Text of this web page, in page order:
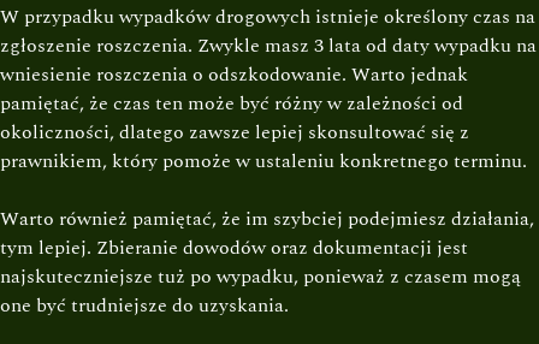
W przypadku wypadków drogowych istnieje określony czas na
zgłoszenie roszczenia. Zwykle masz 3 lata od daty wypadku na
wniesienie roszczenia o odszkodowanie. Warto jednak
pamiętać, że czas ten może być różny w zależności od
okoliczności, dlatego zawsze lepiej skonsultować się z
prawnikiem, który pomoże w ustaleniu konkretnego terminu.
Warto również pamiętać, że im szybciej podejmiesz działania,
tym lepiej. Zbieranie dowodów oraz dokumentacji jest
najskuteczniejsze tuż po wypadku, ponieważ z czasem mogą
one być trudniejsze do uzyskania.